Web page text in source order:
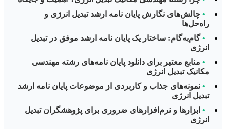
• چالش‌های نگارش پایان نامه ارشد تبدیل انرژی و
راه‌حل‌ها
•گام‌به‌گام: ساختار یک پایان نامه ارشد موفق در تبدیل
انرژی
• منابع معتبر برای دانلود پایان نامه‌های رشته مهندسی
مکانیک تبدیل انرژی
• نمونه‌های جذاب و کاربردی از موضوعات پایان نامه ارشد
تبدیل انرژی
• ابزارها و نرم‌افزارهای ضروری برای پژوهشگران تبدیل
انرژی